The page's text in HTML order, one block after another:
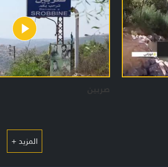
صربين
المزيد +